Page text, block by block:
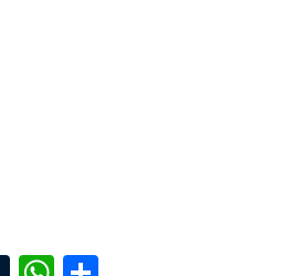
TumblrWhatsApp